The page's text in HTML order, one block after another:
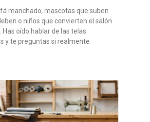
manchado, mascotas que suben
o niños que convierten el salón
Has oído hablar de las telas
y te preguntas si realmente